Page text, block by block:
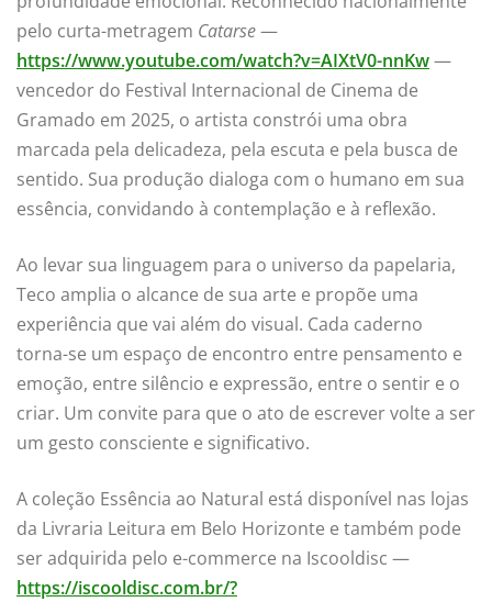
pelo curta-metragem Catarse—
https://www.youtube.com/watch?v=AIXtV0-nnKw—
vencedor do Festival Internacional de Cinema de
Gramado em 2025, o artista constrói uma obra
marcada pela delicadeza, pela escuta e pela busca de
sentido. Sua produção dialoga com o humano em sua
essência, convidando à contemplação e à reflexão.
Ao levar sua linguagem para o universo da papelaria,
Teco amplia o alcance de sua arte e propõe uma
experiência que vai além do visual. Cada caderno
torna-se um espaço de encontro entre pensamento e
emoção, entre silêncio e expressão, entre o sentir e o
criar. Um convite para que o ato de escrever volte a ser
um gesto consciente e significativo.
A coleção Essência ao Natural está disponível nas lojas
da Livraria Leitura em Belo Horizonte e também pode
ser adquirida pelo e-commerce na Iscooldisc —
https://iscooldisc.com.br/?